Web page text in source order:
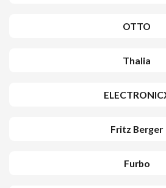
OTTO
Thalia
Fritz Berger
Furbo